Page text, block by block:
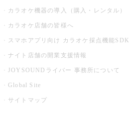
カラオケ機器の導入（購入・レンタル）
カラオケ店舗の皆様へ
スマホアプリ向け カラオケ採点機能SDK
ナイト店舗の開業支援情報
JOYSOUNDライバー 事務所について
Global Site
サイトマップ